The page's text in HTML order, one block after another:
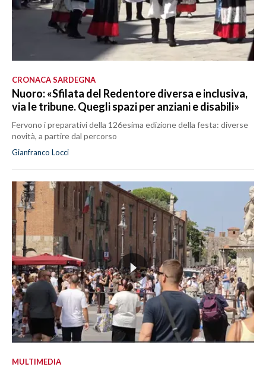
CRONACA SARDEGNA
Nuoro: «Sfilata del Redentore diversa e inclusiva,
via le tribune. Quegli spazi per anziani e disabili»
Fervono i preparativi della 126esima edizione della festa: diverse
novità, a partire dal percorso
Gianfranco Locci
MULTIMEDIA